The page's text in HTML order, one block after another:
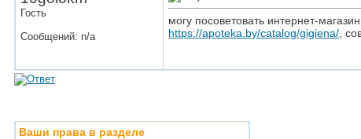
Гость
Сообщений: n/a
могу посоветовать интернет-
https://apoteka.by/catalog/gigiena/ ,
Ваши права в разделе